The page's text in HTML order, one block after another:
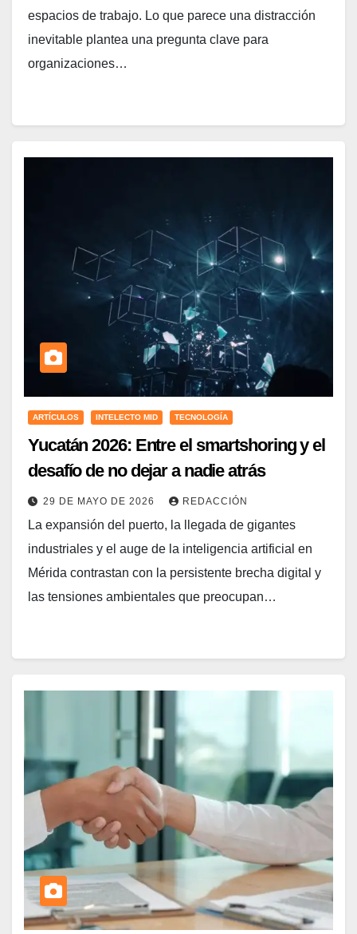
espacios de trabajo. Lo que parece una distracción
inevitable plantea una pregunta clave para
organizaciones…
ARTÍCULOS INTELECTO MID TECNOLOGÍA
Yucatán 2026: Entre el smartshoring y el
desafío de no dejar a nadie atrás
29 DE MAYO DE 2026 REDACCIÓN
La expansión del puerto, la llegada de gigantes
industriales y el auge de la inteligencia artificial en
Mérida contrastan con la persistente brecha digital y
las tensiones ambientales que preocupan…